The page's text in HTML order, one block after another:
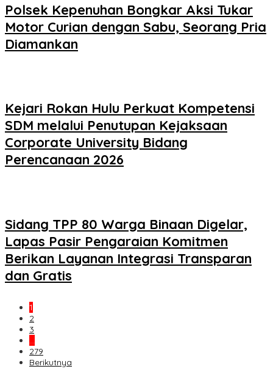
Polsek Kepenuhan Bongkar Aksi Tukar
Motor Curian dengan Sabu, Seorang Pria
Diamankan
Kejari Rokan Hulu Perkuat Kompetensi
SDM melalui Penutupan Kejaksaan
Corporate University Bidang
Perencanaan 2026
Sidang TPP 80 Warga Binaan Digelar,
Lapas Pasir Pengaraian Komitmen
Berikan Layanan Integrasi Transparan
dan Gratis
1
2
3
…
279
Berikutnya